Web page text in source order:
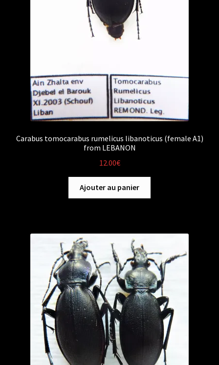
Carabus tomocarabus rumelicus libanoticus (female A1)
from LEBANON
12.00€
Ajouter au panier